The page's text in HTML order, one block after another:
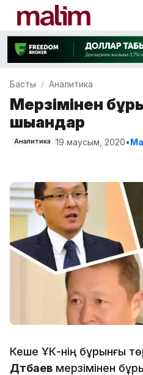
Басты Аналитика
Мерзімінен
шыққандар
Аналитика 19 маусым, 2020•
Кеше ҰҚК-нің бұрынғы
Дүтбаев мерзімінен